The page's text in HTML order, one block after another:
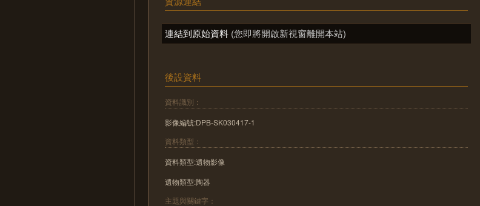
連結到原始資料 (您即將開啟新視窗離開本站)
後設資料
資料識別：
影像編號:DPB-SK030417-1
資料類型：
資料類型:遺物影像
遺物類型:陶器
主題與關鍵字：